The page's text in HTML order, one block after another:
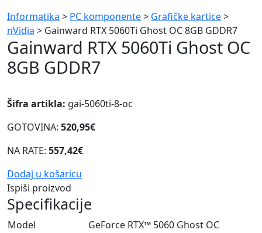
Informatika > PC komponente> Grafičke kartice>
nVidia > Gainward RTX 5060Ti Ghost OC 8GB GDDR7
Gainward RTX 5060Ti Ghost OC
8GB GDDR7
Šifra artikla: gai-5060ti-8-oc
GOTOVINA: 520,95€
NA RATE: 557,42€
Dodaj u košaricu
Ispiši proizvod
Specifikacije
Model
GeForce RTX™ 5060 Ghost OC